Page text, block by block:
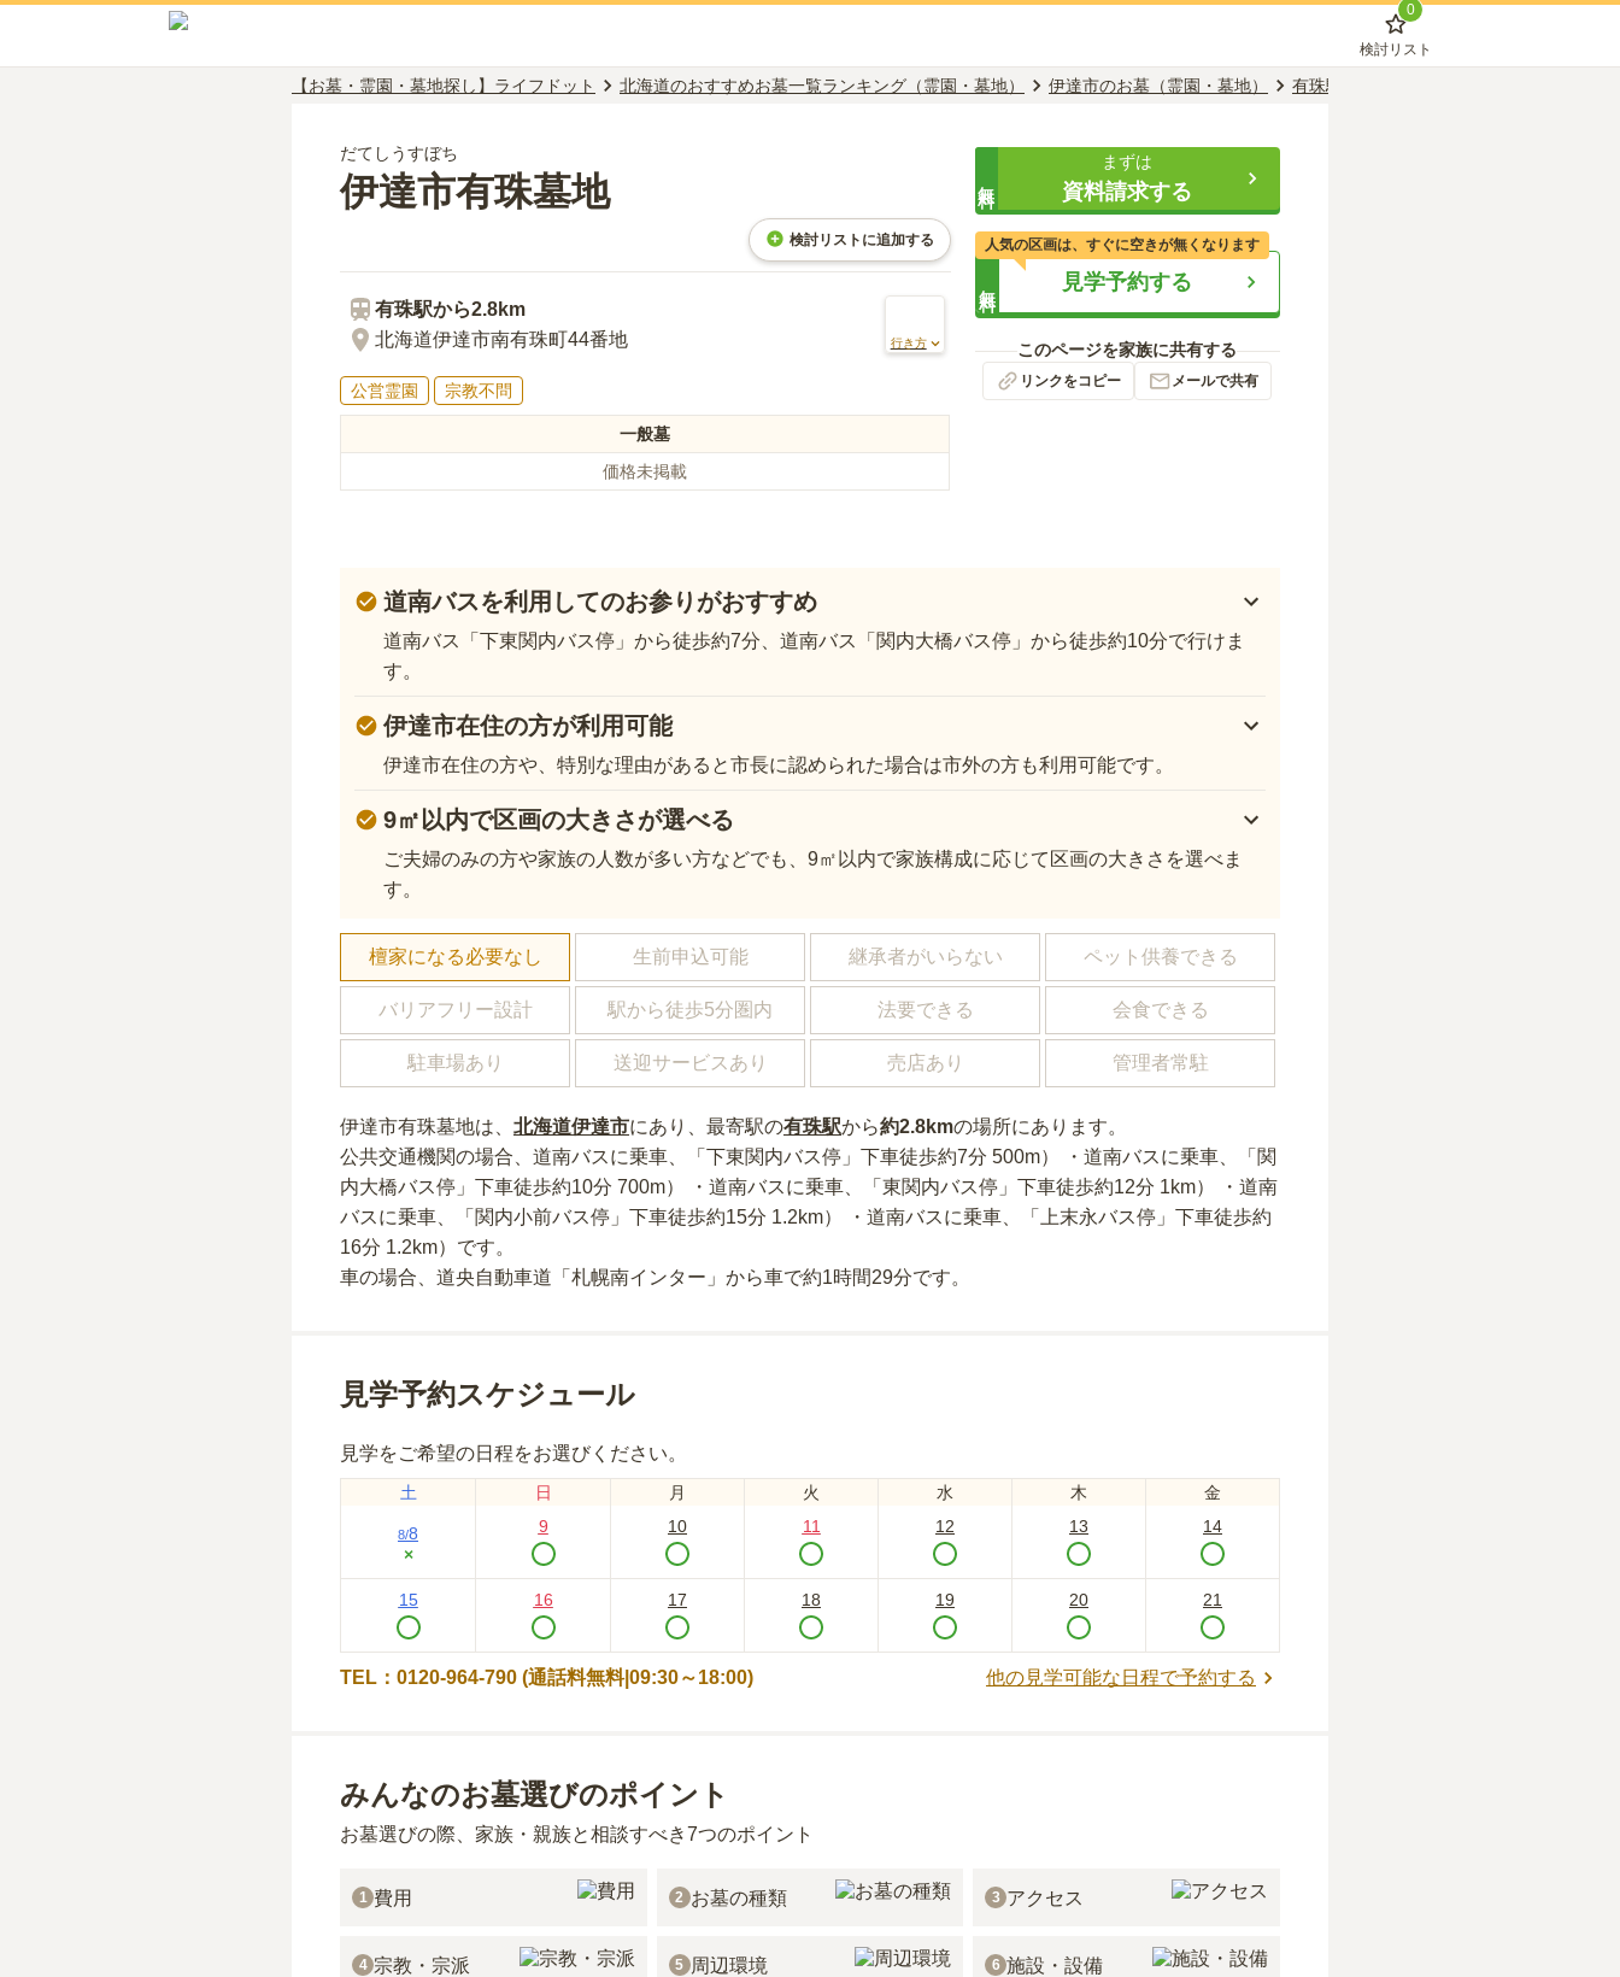
0
検討リスト
【お墓・霊園・墓地探し】ライフドット 北海道のおすすめお墓一覧ランキング（霊園・墓地） 伊達市のお墓（霊園・墓地） 有珠駅のお墓（霊園・墓地）
だてしうすぼち
伊達市有珠墓地
検討リストに追加する
有珠駅から2.8km
北海道伊達市南有珠町44番地
行き方
公営霊園 宗教不問
一般墓
価格未掲載
まずは
資料請求する
見学予約する
人気の区画は、すぐに空きが無くなります
このページを家族に共有する
リンクをコピー メールで共有
道南バスを利用してのお参りがおすすめ
道南バス「下東関内バス停」から徒歩約7分、道南バス「関内大橋バス停」から徒歩約10分で行けま
す。
伊達市在住の方が利用可能
伊達市在住の方や、特別な理由があると市長に認められた場合は市外の方も利用可能です。
9㎡以内で区画の大きさが選べる
ご夫婦のみの方や家族の人数が多い方などでも、9㎡以内で家族構成に応じて区画の大きさを選べま
す。
檀家になる必要なし 生前申込可能 継承者がいらない ペット供養できる
バリアフリー設計 駅から徒歩5分圏内 法要できる 会食できる
駐車場あり 送迎サービスあり 売店あり 管理者常駐
伊達市有珠墓地は、 北海道伊達市にあり 、最寄駅の有珠駅から約2.8kmの場所にあり ます。
公共交通機関の場合 、道南バスに乗車、「下東関内バス停」下車徒歩約7分 500m） ・道南バスに乗車、「関
内大橋バス停」下車徒歩約10分 700m） ・道南バスに乗車、「東関内バス停」下車徒歩約12分 1km） ・道南
バスに乗車、「関内小前バス停」下車徒歩約15分 1.2km） ・道南バスに乗車、「上末永バス停」下車徒歩約
16分 1.2km） です。
車の場合 、道央自動車道「札幌南インター」から車で約1時間29分です。
見学予約スケジュール
見学をご希望の日程をお選びください。
土 日 月 火 水 木 金
8/8
×
9 10 11 12 13 14
15 16 17 18 19 20 21
TEL：0120-964-790 (通話料無料|09:30～18:00) 他の見学可能な日程で予約する
みんなのお墓選びのポイント
お墓選びの際、家族・親族と相談すべき7つのポイント
1 費用 2 お墓の種類 3 アクセス
4 宗教・宗派 5 周辺環境 6 施設・設備